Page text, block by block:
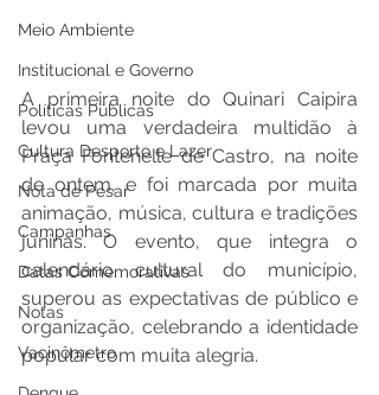
Meio Ambiente
Institucional e Governo
Políticas Públicas
Cultura Desporto e Lazer
Nota de Pesar
Campanhas
Datas Comemorativas
Notas
Vacinômetro
A primeira noite do Quinari Caipira
levou uma verdadeira multidão à
Praça Fontenelle de Castro, na noite
de ontem, e foi marcada por muita
animação, música, cultura e tradições
juninas. O evento, que integra o
calendário cultural do município,
superou as expectativas de público e
organização, celebrando a identidade
popular com muita alegria.